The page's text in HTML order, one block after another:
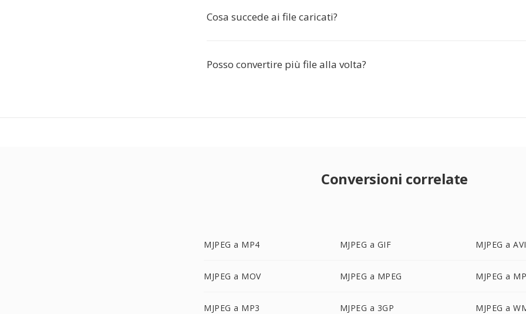
Cosa succede ai file caricati?
Posso convertire più file alla volta?
Conversioni correlate
MJPEG a MP4 MJPEG a GIF MJPEG a AVI
MJPEG a MOV MJPEG a MPEG MJPEG a
MJPEG a MP3 MJPEG a 3GP MJPEG a